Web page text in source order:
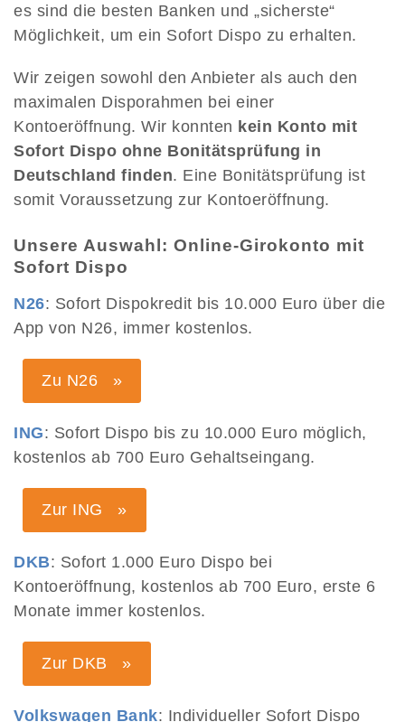
es sind die besten Banken und „sicherste“
Möglichkeit, um ein Sofort Dispo zu erhalten.
Wir zeigen sowohl den Anbieter als auch den
maximalen Disporahmen bei einer
Kontoeröffnung. Wir konnten kein Konto mit
Sofort Dispo ohne Bonitätsprüfung in
Deutschland finden. Eine Bonitätsprüfung ist
somit Voraussetzung zur Kontoeröffnung.
Unsere Auswahl: Online-Girokonto mit
Sofort Dispo
N26: Sofort Dispokredit bis 10.000 Euro über die
App von N26, immer kostenlos.
Zu N26 »
ING: Sofort Dispo bis zu 10.000 Euro möglich,
kostenlos ab 700 Euro Gehaltseingang.
Zur ING »
DKB: Sofort 1.000 Euro Dispo bei
Kontoeröffnung, kostenlos ab 700 Euro, erste 6
Monate immer kostenlos.
Zur DKB »
Volkswagen Bank: Individueller Sofort Dispo